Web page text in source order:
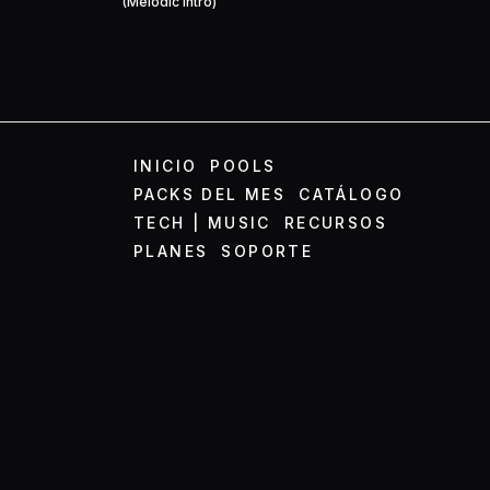
INICIO
POOLS
PACKS DEL MES
CATÁLOGO
TECH | MUSIC
RECURSOS
PLANES
SOPORTE